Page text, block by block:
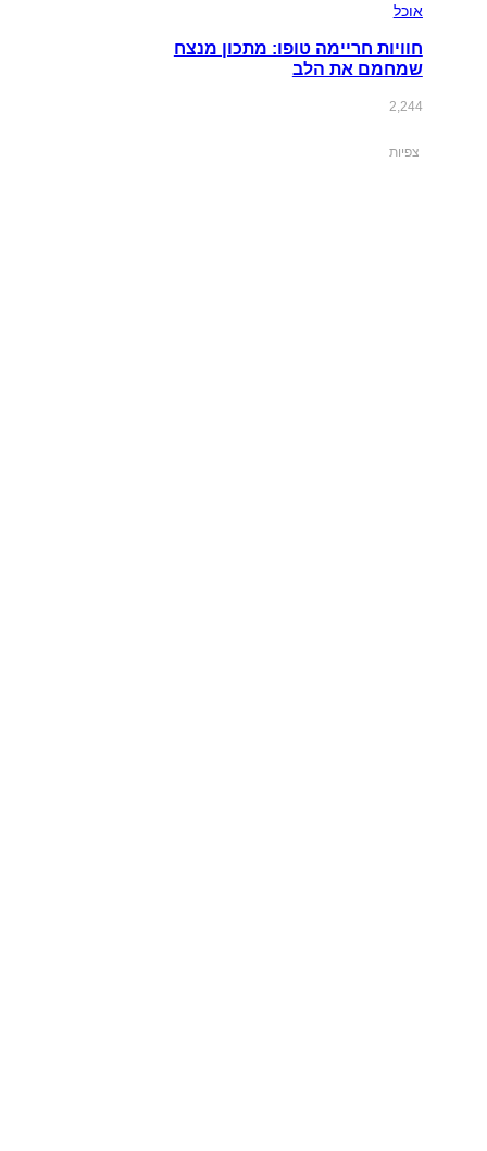
אוכל
חוויות חריימה טופו: מתכון מנצח
שמחמם את הלב
2,244
צפיות